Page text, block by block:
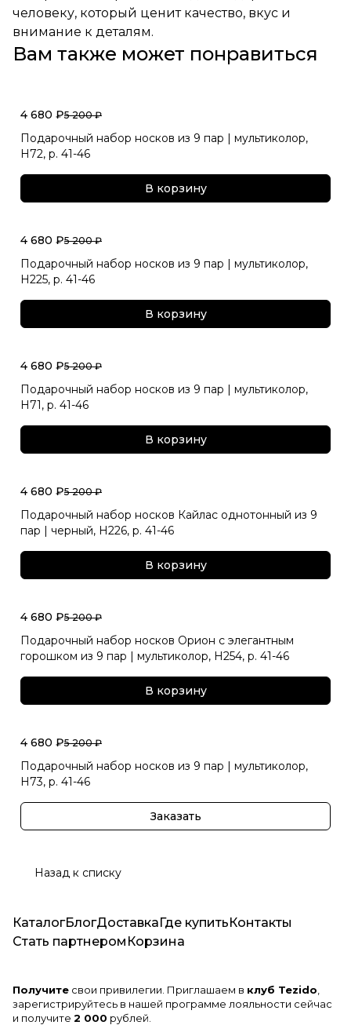
человеку, который ценит качество, вкус и
внимание к деталям.
Вам также может понравиться
4 680 ₽5 200 ₽
Подарочный набор носков из 9 пар | мультиколор,
Н72, р. 41-46
В корзину
4 680 ₽5 200 ₽
Подарочный набор носков из 9 пар | мультиколор,
Н225, р. 41-46
В корзину
4 680 ₽5 200 ₽
Подарочный набор носков из 9 пар | мультиколор,
Н71, р. 41-46
В корзину
4 680 ₽5 200 ₽
Подарочный набор носков Кайлас однотонный из 9
пар | черный, Н226, р. 41-46
В корзину
4 680 ₽5 200 ₽
Подарочный набор носков Орион с элегантным
горошком из 9 пар | мультиколор, Н254, р. 41-46
В корзину
4 680 ₽5 200 ₽
Подарочный набор носков из 9 пар | мультиколор,
Н73, р. 41-46
Заказать
Назад к списку
КаталогБлогДоставкаГде купитьКонтакты
Стать партнером Корзина
Получите свои привилегии. Приглашаем в клуб Tezido
зарегистрируйтесь в нашей программе лояльности сейчас
и получите 2 000 рублей.